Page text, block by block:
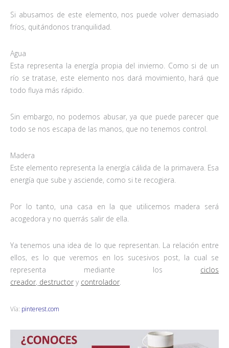
Si abusamos de este elemento, nos puede volver demasiado
fríos, quitándonos tranquilidad.
Agua
Esta representa la energía propia del invierno. Como si de un
río se tratase, este elemento nos dará movimiento, hará que
todo fluya más rápido.
Sin embargo, no podemos abusar, ya que puede parecer que
todo se nos escapa de las manos, que no tenemos control.
Madera
Este elemento representa la energía cálida de la primavera. Esa
energía que sube y asciende, como si te recogiera.
Por lo tanto, una casa en la que utilicemos madera será
acogedora y no querrás salir de ella.
Ya tenemos una idea de lo que representan. La relación entre
ellos, es lo que veremos en los sucesivos post, la cual se
representa mediante los ciclos
creador, destructor y controlador.
Vía: pinterest.com